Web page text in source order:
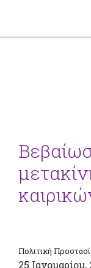
Πολιτική
25 Ιανουαρίου,